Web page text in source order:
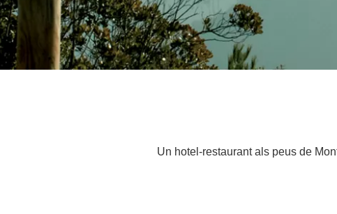
Un hotel-restaurant als peus de